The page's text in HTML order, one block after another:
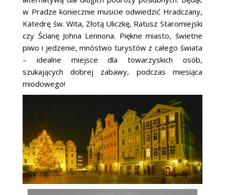
w Pradze koniecznie musicie odwiedzić Hradczany,
Katedrę św. Wita, Złotą Uliczkę, Ratusz Staromiejski
czy Ścianę Johna Lennona. Piękne miasto, świetne
piwo i jedzenie, mnóstwo turystów z całego świata
– idealne miejsce dla towarzyskich osób,
szukających dobrej zabawy, podczas miesiąca
miodowego!